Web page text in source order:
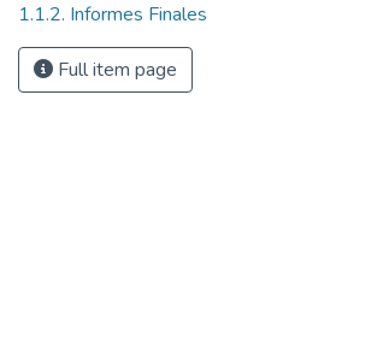
1.1.2. Informes Finales
Full item page